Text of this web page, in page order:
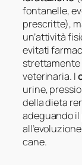
fontanelle,
prescritte),
un’attività
evitati
strettamente
veterinaria. I
urine,
della dieta
adeguando
cane.